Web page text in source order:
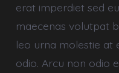
erat imperdiet sed
maecenas volutpat
leo urna molestie at
odio. Arcu non odio